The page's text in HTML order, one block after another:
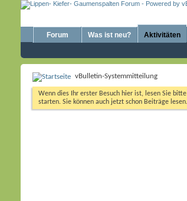
Forum Was ist neu? Aktivitäten
vBulletin-Systemmitteilung
Wenn dies Ihr erster Besuch hier ist, lesen Sie
starten. Sie können auch jetzt schon Beiträge